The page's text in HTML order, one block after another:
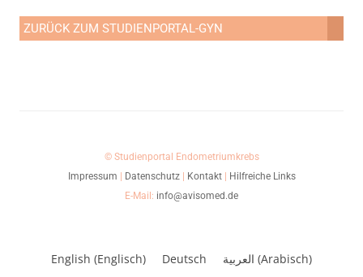
ZURÜCK ZUM STUDIENPORTAL-GYN
© Studienportal Endometriumkrebs
Impressum
Datenschutz| Kontakt|
Hilfreiche Links
E-Mail: info@avisomed.de
English (Englisch) Deutsch العربية (Arabisch)